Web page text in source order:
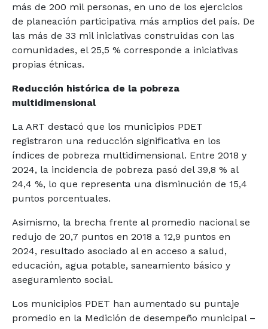
más de 200 mil personas, en uno de los ejercicios
de planeación participativa más amplios del país. De
las más de 33 mil iniciativas construidas con las
comunidades, el 25,5 % corresponde a iniciativas
propias étnicas.
Reducción histórica de la pobreza
multidimensional
La ART destacó que los municipios PDET
registraron una reducción significativa en los
índices de pobreza multidimensional. Entre 2018 y
2024, la incidencia de pobreza pasó del 39,8 % al
24,4 %, lo que representa una disminución de 15,4
puntos porcentuales.
Asimismo, la brecha frente al promedio nacional se
redujo de 20,7 puntos en 2018 a 12,9 puntos en
2024, resultado asociado al en acceso a salud,
educación, agua potable, saneamiento básico y
aseguramiento social.
Los municipios PDET han aumentado su puntaje
promedio en la Medición de desempeño municipal –